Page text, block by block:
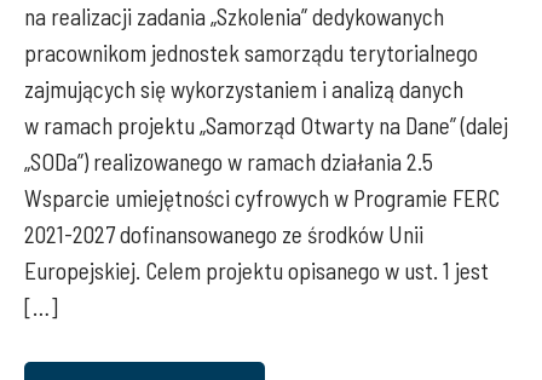
na realizacji zadania „Szkolenia” dedykowanych
pracownikom jednostek samorządu terytorialnego
zajmujących się wykorzystaniem i analizą danych
w ramach projektu „Samorząd Otwarty na Dane” (dalej
„SODa”) realizowanego w ramach działania 2.5
Wsparcie umiejętności cyfrowych w Programie FERC
2021-2027 dofinansowanego ze środków Unii
Europejskiej. Celem projektu opisanego w ust. 1 jest
[…]